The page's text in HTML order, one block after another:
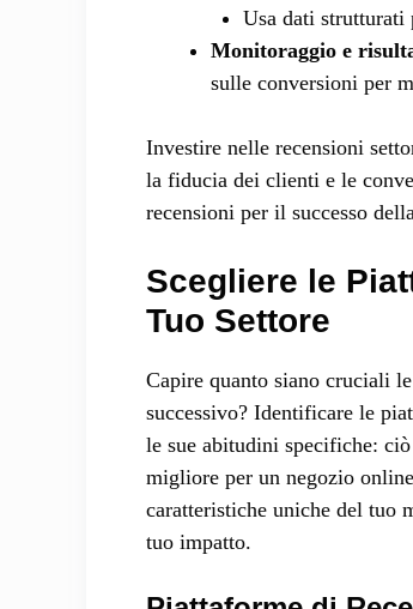
Usa dati
Monitoraggio e
sulle conversioni per
Investire nelle recensioni
la fiducia dei clienti e le
recensioni per il successo
Scegliere le
Tuo Settore
Capire quanto siano cruciali
successivo? Identificare le
le sue abitudini specifiche:
migliore per un negozio
caratteristiche uniche del tuo
tuo impatto.